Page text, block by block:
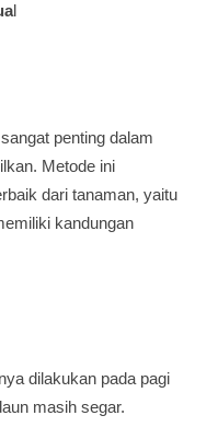
l
penting dalam
Metode ini
dari tanaman, yaitu
kandungan
dilakukan pada pagi
masih segar.